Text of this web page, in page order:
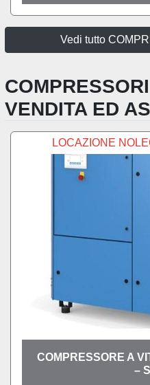
Vedi tutto
VENDITA ED
LOCAZIONE
COMPRESSORE A
–